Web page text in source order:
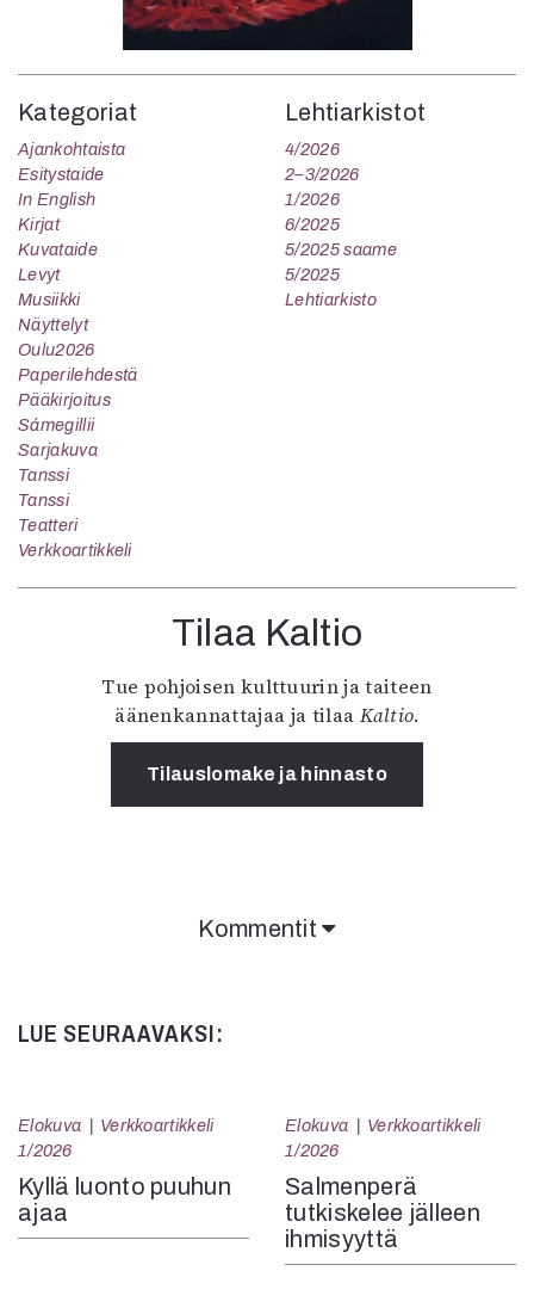
Kategoriat
Ajankohtaista
Esitystaide
In English
Kirjat
Kuvataide
Levyt
Musiikki
Näyttelyt
Oulu2026
Paperilehdestä
Pääkirjoitus
Sámegillii
Sarjakuva
Tanssi
Tanssi
Teatteri
Verkkoartikkeli
Lehtiarkistot
4/2026
2–3/2026
1/2026
6/2025
5/2025 saame
5/2025
Lehtiarkisto
Tilaa Kaltio
Tue pohjoisen kulttuurin ja taiteen
äänenkannattajaa ja tilaa Kaltio.
Tilauslomake ja hinnasto
Kommentit
LUE SEURAAVAKSI:
Elokuva
Verkkoartikkeli
1/2026
Kyllä luonto puuhun
ajaa
Elokuva
Verkkoartikkeli
1/2026
Salmenperä
tutkiskelee jälleen
ihmisyyttä